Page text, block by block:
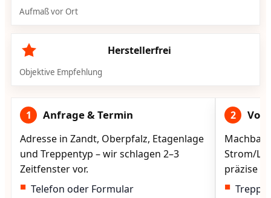
Aufmaß vor Ort
Herstellerfrei
Objektive Empfehlung
1 Anfrage & Termin
Adresse in Zandt, Oberpfalz, Etagenlage
und Treppentyp – wir schlagen 2–3
Zeitfenster vor.
Telefon oder Formular
2
Strom/
präzise